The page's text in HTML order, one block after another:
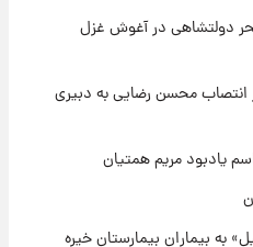
دیده‌شده از شهیدان حاجی‌زاده و
شهید هوافضای ایران
دولتشاهی در آغوش غزل
انتصاب محسن رضایی به دبیری
یادبود مریم همتیان
به بیماران بیمارستان خیره